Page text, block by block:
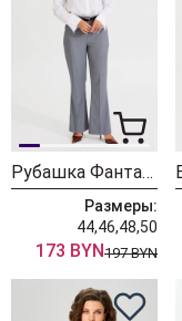
Рубашка Фантазия Мод 5238/1
Размеры:
44,46,48,50
173 BYN197 BYN